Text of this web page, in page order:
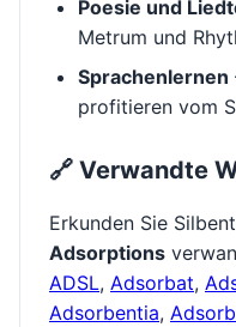
Poesie und
Metrum und
Sprachenlernen
profitieren vom
🔗 Verwandte
Erkunden Sie
Adsorptions
ADSL, Adsorbat,
Adsorbentia,